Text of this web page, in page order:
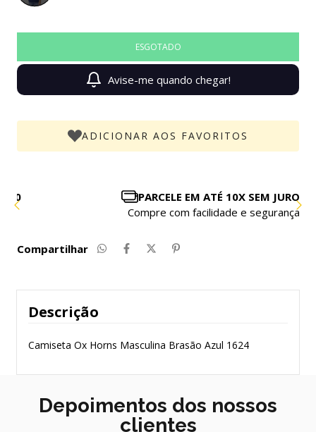
Avise-me quando chegar!
ADICIONAR AOS FAVORITOS
PARCELE EM ATÉ 10X SEM JUROS
Compre com facilidade e segurança
Compartilhar
Descrição
Camiseta Ox Horns Masculina Brasão Azul 1624
Depoimentos dos nossos
clientes